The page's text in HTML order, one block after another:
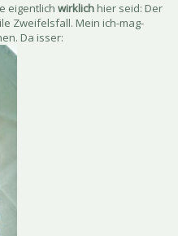
eigentlich wirklich hier seid: Der
Zweifelsfall. Mein ich-mag-
Da isser: